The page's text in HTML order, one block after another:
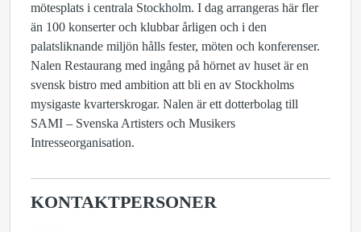
mötesplats i centrala Stockholm. I dag arrangeras här fler
än 100 konserter och klubbar årligen och i den
palatsliknande miljön hålls fester, möten och konferenser.
Nalen Restaurang med ingång på hörnet av huset är en
svensk bistro med ambition att bli en av Stockholms
mysigaste kvarterskrogar. Nalen är ett dotterbolag till
SAMI – Svenska Artisters och Musikers
Intresseorganisation.
KONTAKTPERSONER